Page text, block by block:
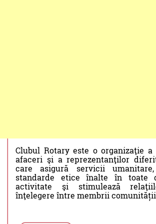
Clubul Rotary este o organizaţie a
afaceri şi a reprezentanţilor
care asigură servicii umanitare,
standarde etice înalte în toate
activitate şi stimulează
înţelegere între membrii